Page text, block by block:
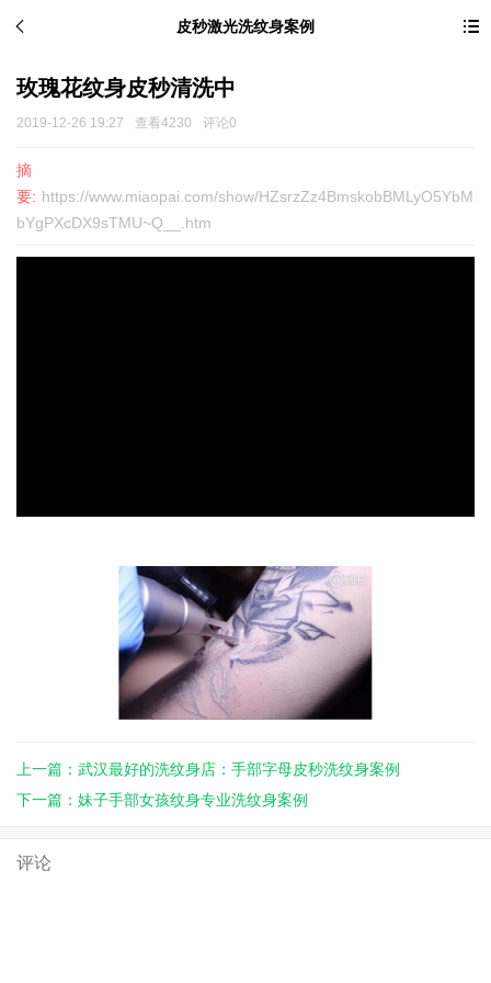
皮秒激光洗纹身案例
玫瑰花纹身皮秒清洗中
2019-12-26 19:27 查看4230 评论0
摘
要: https://www.miaopai.com/show/HZsrzZz4BmskobBMLyO5YbM
bYgPXcDX9sTMU~Q__.htm
上一篇：武汉最好的洗纹身店：手部字母皮秒洗纹身案例
下一篇：妹子手部女孩纹身专业洗纹身案例